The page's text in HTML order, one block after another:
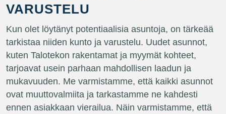
VARUSTELU
Kun olet löytänyt potentiaalisia asuntoja, on tärkeää
tarkistaa niiden kunto ja varustelu. Uudet asunnot,
kuten Talotekon rakentamat ja myymät kohteet,
tarjoavat usein parhaan mahdollisen laadun ja
mukavuuden. Me varmistamme, että kaikki asunnot
ovat muuttovalmiita ja tarkastamme ne kahdesti
ennen asiakkaan vierailua. Näin varmistamme, että